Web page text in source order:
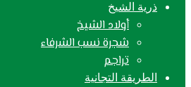
ذرية الشيخ
أولاد الشيخ
شجرة نسب الشرفاء
تراجم
الطريقة التجانية